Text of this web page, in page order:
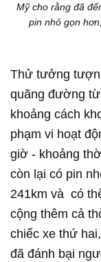
Mỹ cho rằng đã
pin nhỏ gọn
Thử tưởng
quãng đường
khoảng cách
phạm vi hoạt
giờ - khoảng
còn lại có pin
241km và có
cộng thêm cả
chiếc xe thứ
đã đánh bại